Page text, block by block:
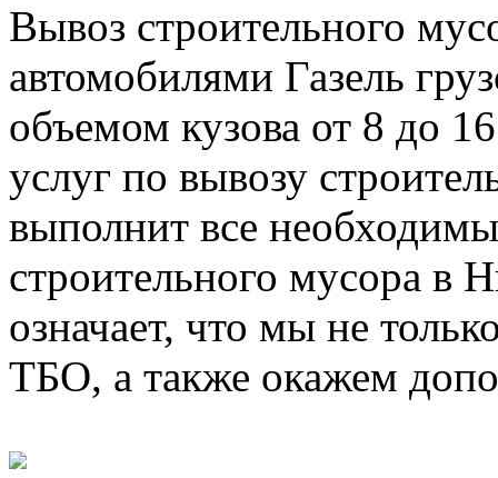
Вывоз строительного
автомобилями Газель
объемом кузова от 8 до
услуг по вывозу
выполнит все
строительного мусора в
означает, что мы не
ТБО, а также окажем